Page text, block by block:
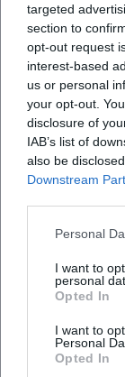
targeted
section to
opt-out request
interest-based
us or personal
your opt-out.
disclosure of
IAB’s list of
also be
Downstream
Personal
I want to
personal
Opted In
I want to
Personal
Opted In
der
schlicht
wichtig, denn
eingebettet
einem neu
nur den
Mischung
Häufig
Wo liegt der
Ist der Neue
geeignet?
Wie erreiche
des Neuen